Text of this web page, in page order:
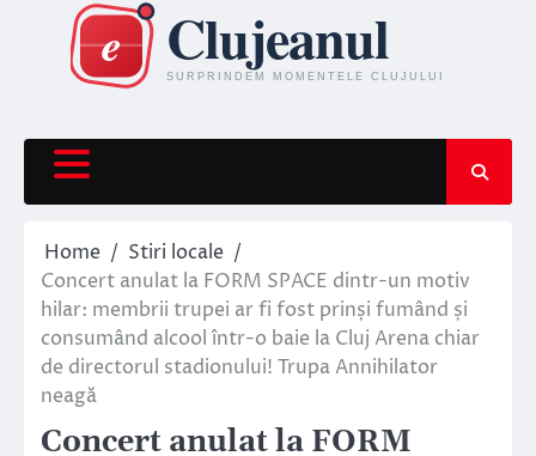
content
Home
Stiri locale
Concert anulat la FORM SPACE dintr-un motiv
hilar: membrii trupei ar fi fost prinși fumând și
consumând alcool într-o baie la Cluj Arena chiar
de directorul stadionului! Trupa Annihilator
neagă
Concert anulat la FORM